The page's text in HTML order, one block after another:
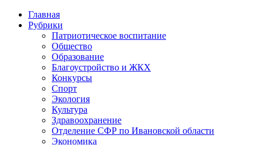
Главная
Рубрики
Патриотическое воспитание
Общество
Образование
Благоустройство и ЖКХ
Конкурсы
Спорт
Экология
Культура
Здравоохранение
Отделение СФР по Ивановской области
Экономика